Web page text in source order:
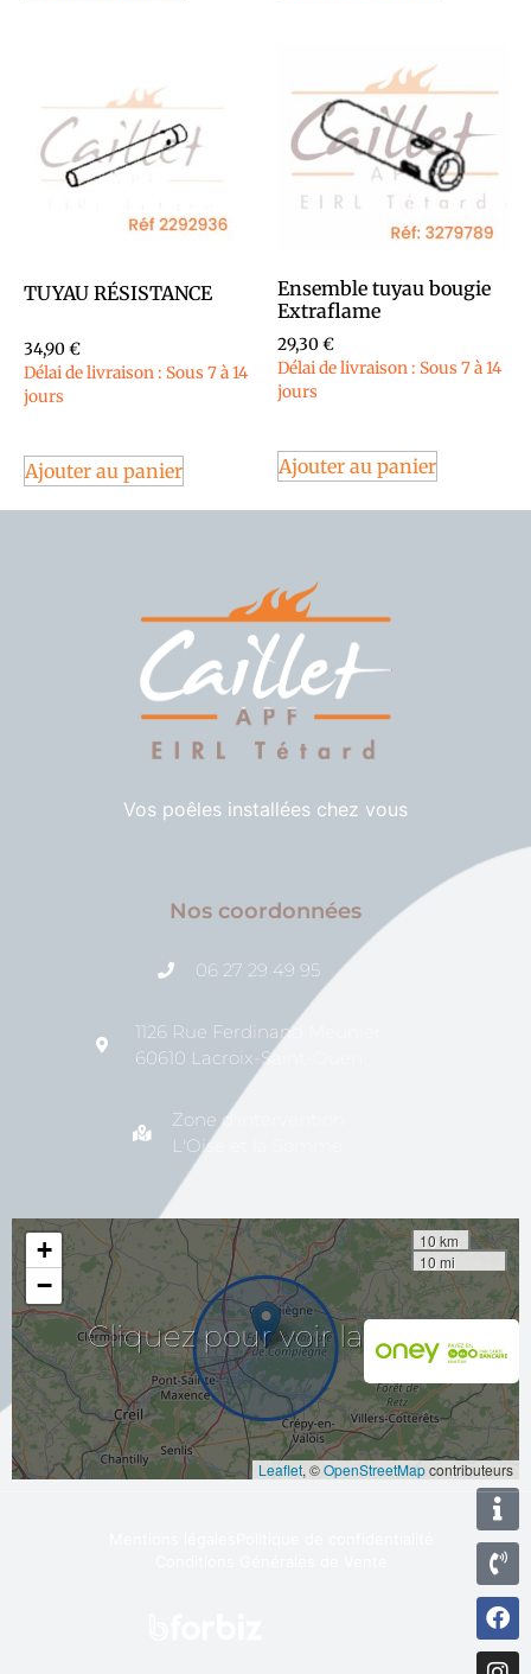
TUYAU RÉSISTANCE
34,90€
Délai de livraison : Sous 7 à 14
jours
Ajouter au panier
Ensemble tuyau bougie
Extraflame
29,30€
Délai de livraison : Sous 7 à 14
jours
Ajouter au panier
Vos poêles installées chez vous
Nos coordonnées
06 27 29 49 95
1126 Rue Ferdinand Meunier
60610 Lacroix-Saint-Ouen
Zone d'intervention
L'Oise et la Somme
Cliquez pour voir la carte
+
−
10 km
10 mi
Leaflet, ©OpenStreetMapcontributeurs